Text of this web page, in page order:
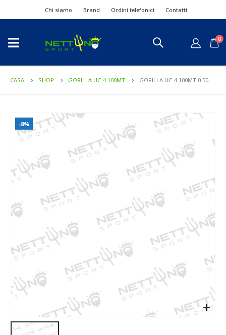
Chi siamo Brand Ordini telefonici Contatti
0
CASA SHOP GORILLA UC-4 100MT GORILLA UC-4 100MT 0.50
-8%